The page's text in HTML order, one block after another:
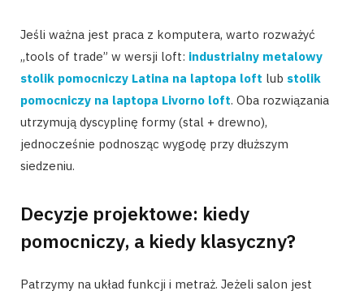
Jeśli ważna jest praca z komputera, warto rozważyć
„tools of trade” w wersji loft: industrialny metalowy
stolik pomocniczy Latina na laptopa loft lub stolik
pomocniczy na laptopa Livorno loft. Oba rozwiązania
utrzymują dyscyplinę formy (stal + drewno),
jednocześnie podnosząc wygodę przy dłuższym
siedzeniu.
Decyzje projektowe: kiedy
pomocniczy, a kiedy klasyczny?
Patrzymy na układ funkcji i metraż. Jeżeli salon jest